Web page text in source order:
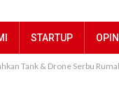
STARTUP OPINI
Tank & Drone Serbu